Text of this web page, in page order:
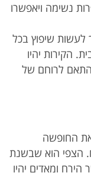
נשימה ויאפשרו
לעשות שיפוץ בכל
הקירות יהיו
לרוחם של
לתכנן את החופשה
הצפי הוא שבשנת
הירח ומאדים יהיו